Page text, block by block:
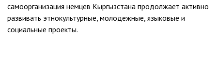
самоорганизация немцев Кыргызстана продолжает активно
развивать этнокультурные, молодежные, языковые и
социальные проекты.